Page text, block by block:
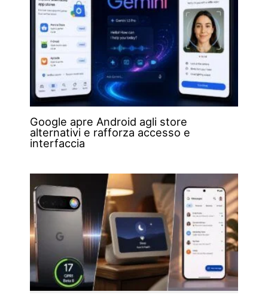
Google apre Android agli store
alternativi e rafforza accesso e
interfaccia